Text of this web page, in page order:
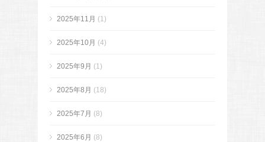
2025年11月 (1)
2025年10月 (4)
2025年9月 (1)
2025年8月 (18)
2025年7月 (8)
2025年6月 (8)